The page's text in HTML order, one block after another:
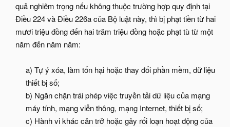
quả nghiêm trọng nếu không thuộc trường hợp quy định tại
Điều 224 và Điều 226a của Bộ luật này, thì bị phạt tiền từ hai
mươi triệu đồng đến hai trăm triệu đồng hoặc phạt tù từ một
năm đến năm năm:
a) Tự ý xóa, làm tổn hại hoặc thay đổi phần mềm, dữ liệu
thiết bị số;
b) Ngăn chặn trái phép việc truyền tải dữ liệu của mạng
máy tính, mạng viễn thông, mạng Internet, thiết bị số;
c) Hành vi khác cản trở hoặc gây rối loạn hoạt động của